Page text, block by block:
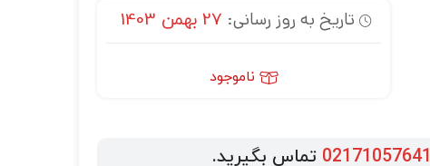
تاریخ به روز رسانی: 27 بهمن 1403
ناموجود
02171057641 تماس بگیرید.